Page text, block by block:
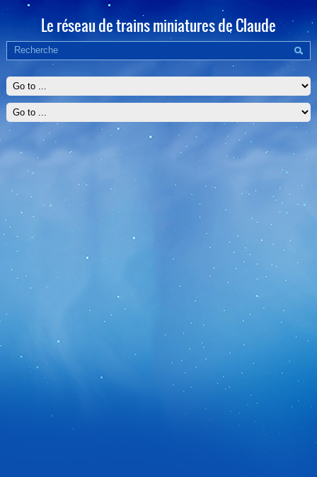
Le réseau de trains miniatures de Claude